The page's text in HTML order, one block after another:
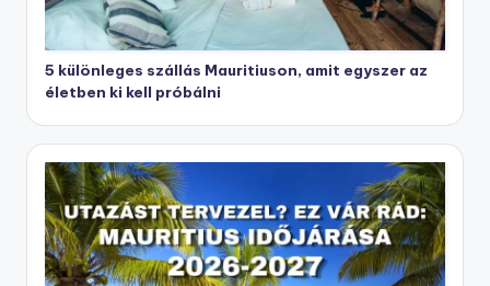
5 különleges szállás Mauritiuson, amit egyszer az
életben ki kell próbálni